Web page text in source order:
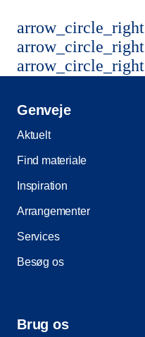
arrow_circle_right
arrow_circle_right
arrow_circle_right
Genveje
Aktuelt
Find materiale
Inspiration
Arrangementer
Services
Besøg os
Brug os